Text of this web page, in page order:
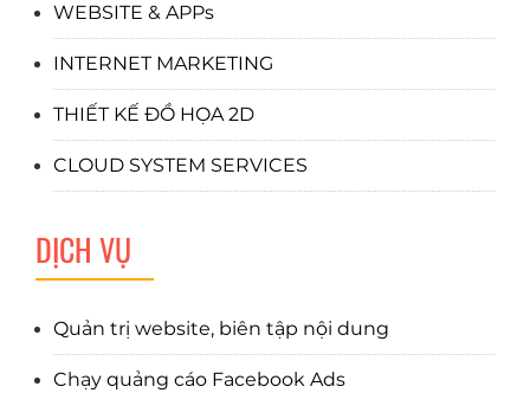
WEBSITE & APPs
INTERNET MARKETING
THIẾT KẾ ĐỒ HỌA 2D
CLOUD SYSTEM SERVICES
DỊCH VỤ
Quản trị website, biên tập nội dung
Chạy quảng cáo Facebook Ads